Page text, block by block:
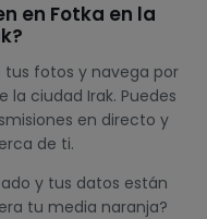
en Fotka en la
fotos y navega por
la ciudad Irak. Puedes
en directo y
de ti.
y tus datos están
tu media naranja?